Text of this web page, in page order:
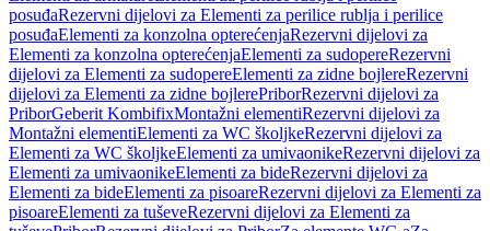
posuđaRezervni dijelovi za Elementi za perilice rublja i perilice
posuđaElementi za konzolna opterećenjaRezervni dijelovi za
Elementi za konzolna opterećenjaElementi za sudopereRezervni
dijelovi za Elementi za sudopereElementi za zidne bojlereRezervni
dijelovi za Elementi za zidne bojlerePriborRezervni dijelovi za
PriborGeberit KombifixMontažni elementiRezervni dijelovi za
Montažni elementiElementi za WC školjkeRezervni dijelovi za
Elementi za WC školjkeElementi za umivaonikeRezervni dijelovi za
Elementi za umivaonikeElementi za bideRezervni dijelovi za
Elementi za bideElementi za pisoareRezervni dijelovi za Elementi za
pisoareElementi za tuševeRezervni dijelovi za Elementi za